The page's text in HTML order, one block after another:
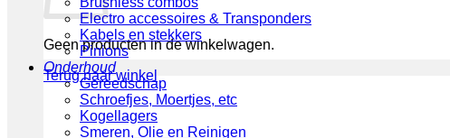
Geen producten in de winkelwagen.
Terug naar winkel
Electro accessoires & Transponders
Kabels en stekkers
Pinions
Onderhoud
Gereedschap
Schroefjes, Moertjes, etc
Kogellagers
Smeren, Olie en Reinigen